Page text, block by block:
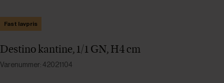
Fast lavpris
Destino kantine, 1/1 GN, H4 cm
Varenummer: 42021104